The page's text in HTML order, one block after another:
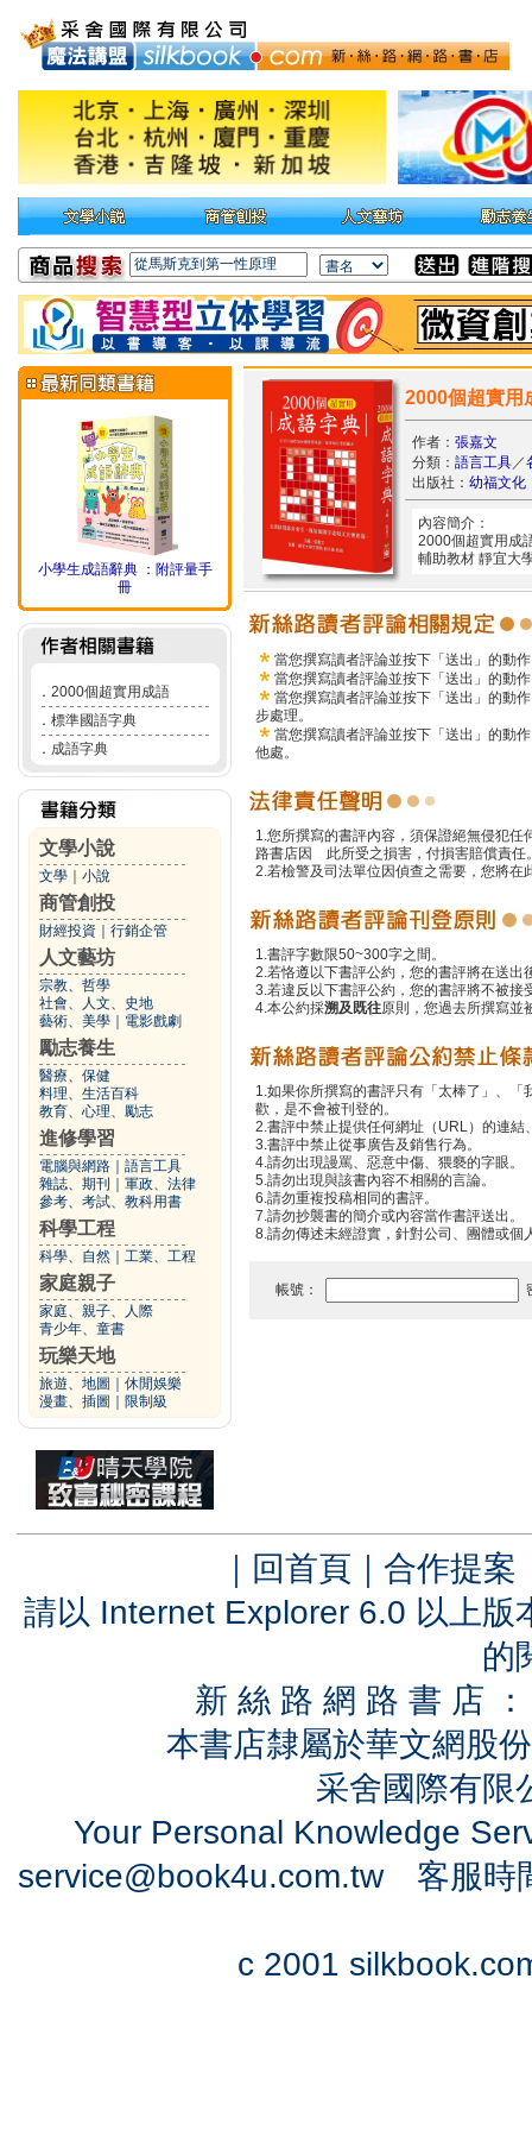
小學生成語辭典 ：附評量手
冊
． 2000個超實用成語
． 標準國語字典
． 成語字典
文學小說
文學 小說
商管創投
財經投資 行銷企管
人文藝坊
宗教、哲學
社會、人文、史地
藝術、美學
電影戲劇
勵志養生
醫療、保健
料理、生活百科
教育、心理、勵志
進修學習
電腦與網路
語言工具
雜誌、期刊
軍政、法律
參考、考試、教科用書
科學工程
科學、自然 工業、工程
家庭親子
家庭、親子、人際
青少年、童書
玩樂天地
旅遊、地圖
休閒娛樂
漫畫、插圖
限制級
2000個超實用
作者： 張嘉文
分類： 語言工具／
出版社： 幼福文化
內容簡介：
2000個超實用成
輔助教材 靜宜
當您撰寫讀者評論並按下「送出」的動
當您撰寫讀者評論並按下「送出」的動
當您撰寫讀者評論並按下「送出」的動
步處理。
當您撰寫讀者評論並按下「送出」的動
他處。
1.您所撰寫的書評內容，須保證絕無侵犯
路書店因 此所受之損害，付損害賠償責任
2.若檢警及司法單位因偵查之需要，您將
1.書評字數限50~300字之間。
2.若恪遵以下書評公約，您的書評將在送
3.若違反以下書評公約，您的書評將不被接
4.本公約採溯及既往原則，您過去所撰寫並
1.如果你所撰寫的書評只有「太棒了」、
歡，是不會被刊登的。
2.書評中禁止提供任何網址（URL）的連結
3.書評中禁止從事廣告及銷售行為。
4.請勿出現謾罵、惡意中傷、猥褻的字眼。
5.請勿出現與該書內容不相關的言論。
6.請勿重複投稿相同的書評。
7.請勿抄襲書的簡介或內容當作書評送出。
8.請勿傳述未經證實，針對公司、團體或個
帳號：
｜ 回首頁 ｜ 合作提案
請以 Internet Explorer 6.0 以上
的
新 絲 路 網 路 書 店
本書店隸屬於華文網股
采舍國際有
Your Personal Knowledge
service@book4u.com.tw客服時
c 2001